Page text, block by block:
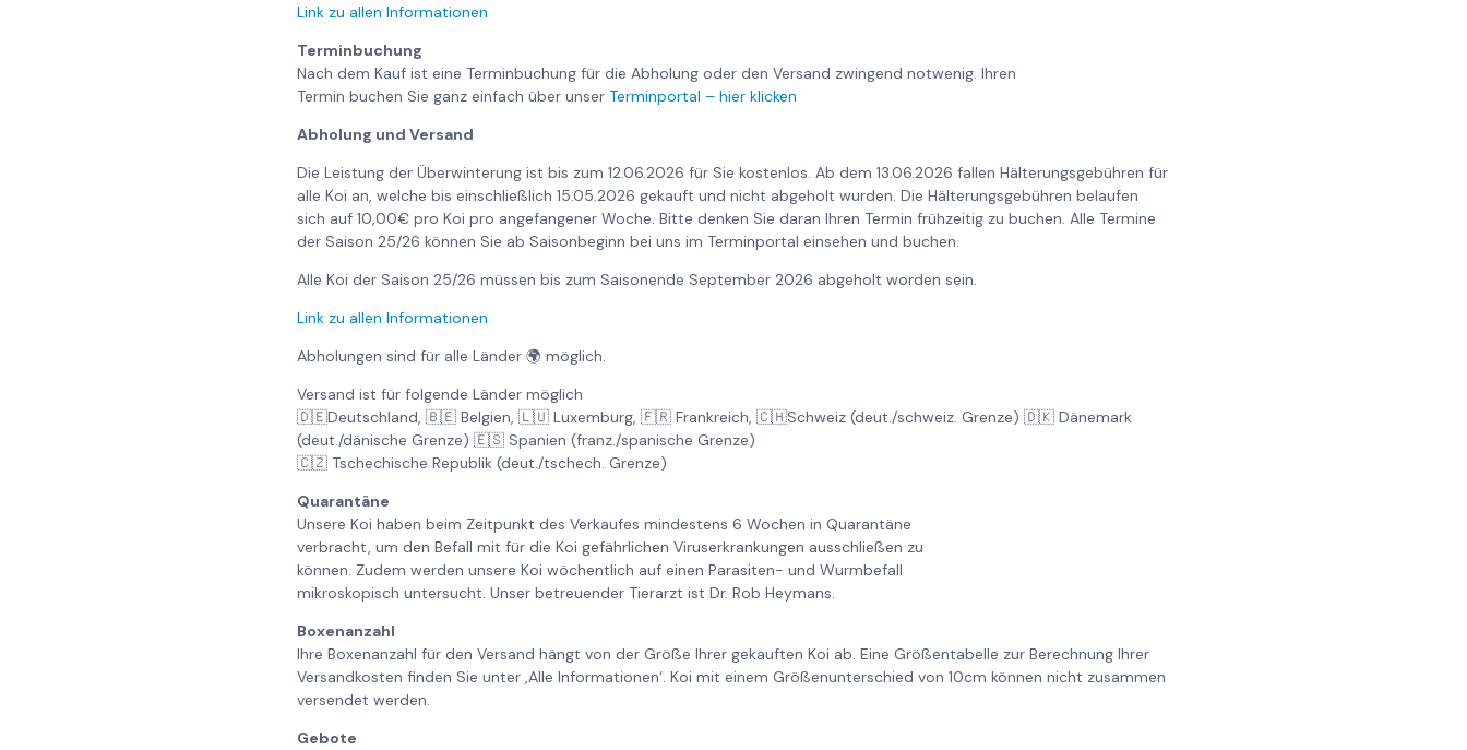
Link zu allen Informationen
Terminbuchung
Nach dem Kauf ist eine Terminbuchung für die Abholung oder den Versand zwingend notwenig. Ihren
Termin buchen Sie ganz einfach über unser Terminportal – hier klicken
Abholung und Versand
Die Leistung der Überwinterung ist bis zum 12.06.2026 für Sie kostenlos. Ab dem 13.06.2026 fallen Hälterungsgebühren für
alle Koi an, welche bis einschließlich 15.05.2026 gekauft und nicht abgeholt wurden. Die Hälterungsgebühren belaufen
sich auf 10,00€ pro Koi pro angefangener Woche. Bitte denken Sie daran Ihren Termin frühzeitig zu buchen. Alle Termine
der Saison 25/26 können Sie ab Saisonbeginn bei uns im Terminportal einsehen und buchen.
Alle Koi der Saison 25/26 müssen bis zum Saisonende September 2026 abgeholt worden sein.
Link zu allen Informationen
Abholungen sind für alle Länder 🌍 möglich.
Versand ist für folgende Länder möglich
🇩🇪Deutschland, 🇧🇪 Belgien, 🇱🇺 Luxemburg, 🇫🇷 Frankreich, 🇨🇭Schweiz (deut./schweiz. Grenze) 🇩🇰 Dänemark
(deut./dänische Grenze) 🇪🇸 Spanien (franz./spanische Grenze)
🇨🇿 Tschechische Republik (deut./tschech. Grenze)
Quarantäne
Unsere Koi haben beim Zeitpunkt des Verkaufes mindestens 6 Wochen in Quarantäne
verbracht, um den Befall mit für die Koi gefährlichen Viruserkrankungen ausschließen zu
können. Zudem werden unsere Koi wöchentlich auf einen Parasiten- und Wurmbefall
mikroskopisch untersucht. Unser betreuender Tierarzt ist Dr. Rob Heymans.
Boxenanzahl
Ihre Boxenanzahl für den Versand hängt von der Größe Ihrer gekauften Koi ab. Eine Größentabelle zur Berechnung Ihrer
Versandkosten finden Sie unter ‚Alle Informationen‘. Koi mit einem Größenunterschied von 10cm können nicht zusammen
versendet werden.
Gebote